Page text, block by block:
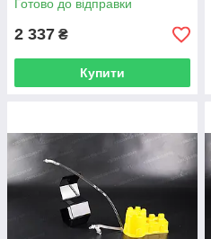
Готово до відправки
2 337 ₴
Купити